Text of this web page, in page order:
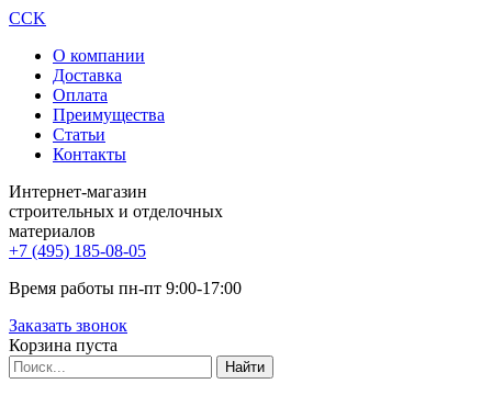
CCK
О компании
Доставка
Оплата
Преимущества
Статьи
Контакты
Интернет-магазин
строительных и отделочных
материалов
+7 (495) 185-08-05
Время работы пн-пт 9:00-17:00
Заказать звонок
Корзина пуста